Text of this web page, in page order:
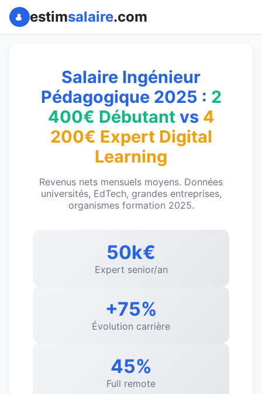
estimsalaire.com
Salaire Ingénieur
Pédagogique 2025 : 2
400€ Débutant vs 4
200€ Expert Digital
Learning
Revenus nets mensuels moyens. Données
universités, EdTech, grandes entreprises,
organismes formation 2025.
50k€
Expert senior/an
+75%
Évolution carrière
45%
Full remote